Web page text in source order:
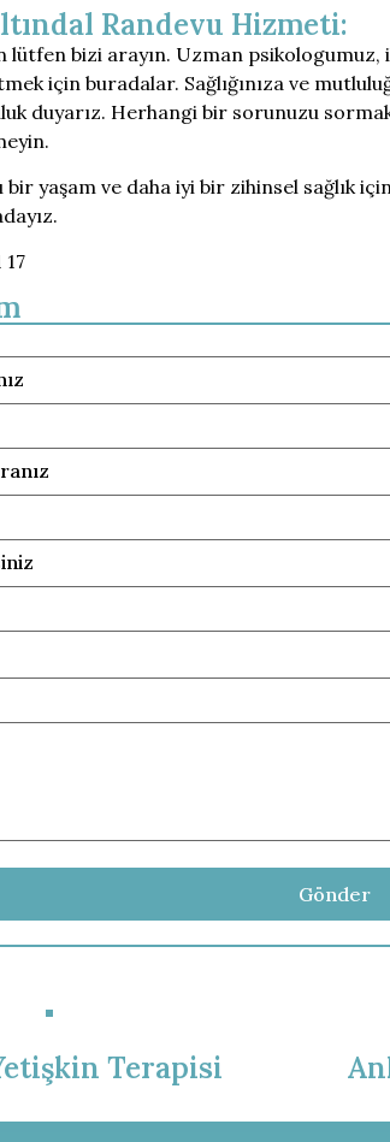
Randevu Hizmeti:
lütfen bizi arayın. Uzman
için buradalar. Sağlığınıza ve
duyarız. Herhangi bir sorunuzu
bir yaşam ve daha iyi bir zihinsel sağlık
17
Terapisi